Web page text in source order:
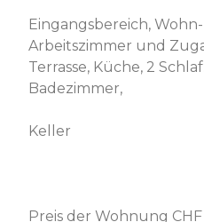
Eingangsbereich,
Arbeitszimmer und
Terrasse, Küche, 2
Badezimmer,
Keller
Preis der Wohnung CHF